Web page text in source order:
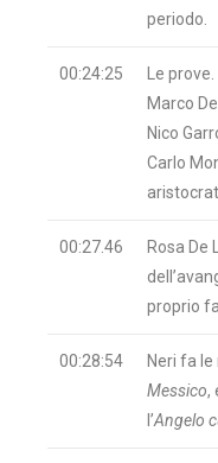
periodo.
00:24:25
Le
Marco
Nico
Carlo
00:27.46
Rosa De
proprio
00:28:54 Neri fa
Messico,
l’Angelo